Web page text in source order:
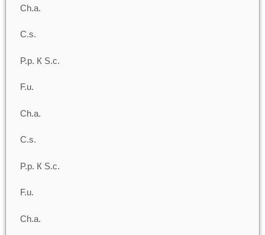
Ch.a.
C.s.
P.p. К S.c.
F.u.
Ch.a.
C.s.
P.p. К S.c.
F.u.
Ch.a.